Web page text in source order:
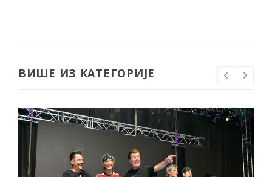
ВИШЕ ИЗ КАТЕГОРИЈЕ